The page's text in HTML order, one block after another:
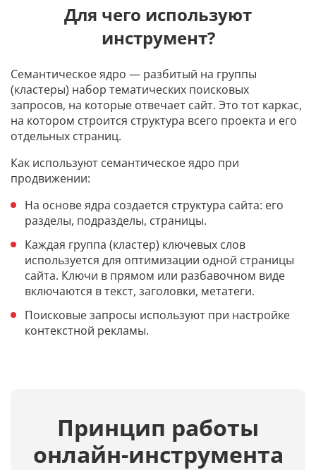
Для чего используют
инструмент?
Семантическое ядро — разбитый на группы
(кластеры) набор тематических поисковых
запросов, на которые отвечает сайт. Это тот каркас,
на котором строится структура всего проекта и его
отдельных страниц.
Как используют семантическое ядро при
продвижении:
На основе ядра создается структура сайта: его
разделы, подразделы, страницы.
Каждая группа (кластер) ключевых слов
используется для оптимизации одной страницы
сайта. Ключи в прямом или разбавочном виде
включаются в текст, заголовки, метатеги.
Поисковые запросы используют при настройке
контекстной рекламы.
Принцип работы
онлайн-инструмента